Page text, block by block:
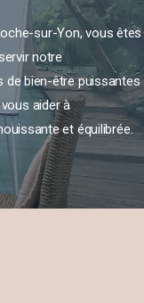
sur-Yon, vous êtes
notre
bien-être puissantes
aider à
et équilibrée.